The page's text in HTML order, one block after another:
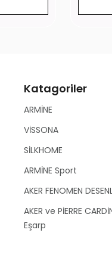
Katagoriler
ARMİNE
VİSSONA
SİLKHOME
ARMİNE Sport
AKER FENOMEN
AKER ve PİERRE
Eşarp